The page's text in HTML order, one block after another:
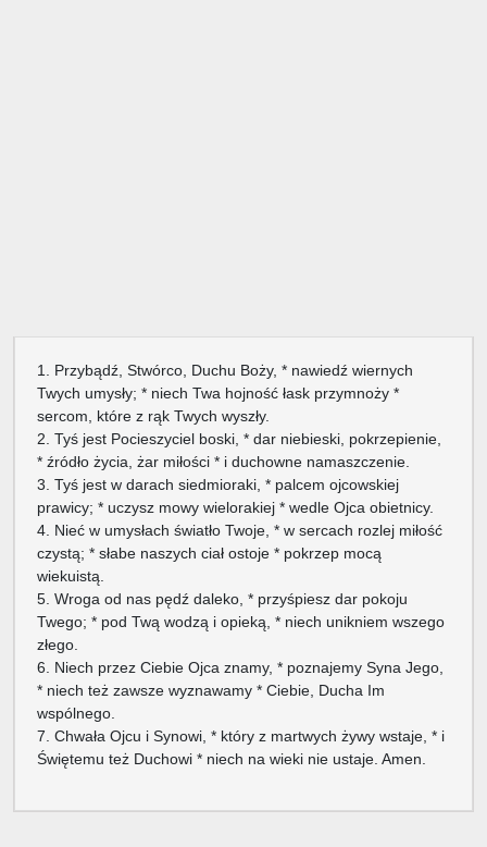
1. Przybądź, Stwórco, Duchu Boży, * nawiedź wiernych
Twych umysły; * niech Twa hojność łask przymnoży *
sercom, które z rąk Twych wyszły.
2. Tyś jest Pocieszyciel boski, * dar niebieski, pokrzepienie,
* źródło życia, żar miłości * i duchowne namaszczenie.
3. Tyś jest w darach siedmioraki, * palcem ojcowskiej
prawicy; * uczysz mowy wielorakiej * wedle Ojca obietnicy.
4. Nieć w umysłach światło Twoje, * w sercach rozlej miłość
czystą; * słabe naszych ciał ostoje * pokrzep mocą
wiekuistą.
5. Wroga od nas pędź daleko, * przyśpiesz dar pokoju
Twego; * pod Twą wodzą i opieką, * niech unikniem wszego
złego.
6. Niech przez Ciebie Ojca znamy, * poznajemy Syna Jego,
* niech też zawsze wyznawamy * Ciebie, Ducha Im
wspólnego.
7. Chwała Ojcu i Synowi, * który z martwych żywy wstaje, * i
Świętemu też Duchowi * niech na wieki nie ustaje. Amen.